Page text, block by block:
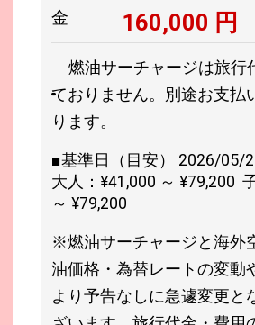
金
160,000 円
燃油サーチャージは旅行
ておりません。別途お支払
ります。
■基準日（目安） 2026/05/
大人：¥41,000 ～ ¥79,200
～ ¥79,200
※燃油サーチャージと海外
油価格・為替レートの変動
より予告なしに急遽変更と